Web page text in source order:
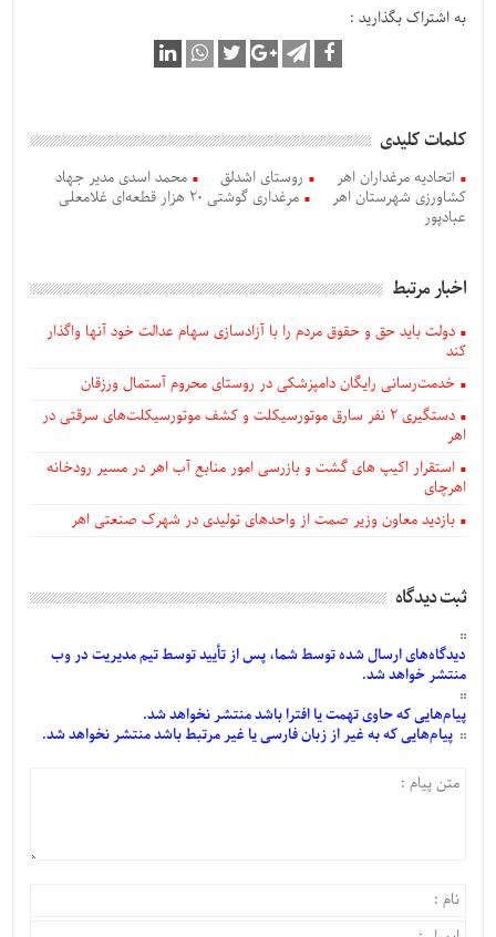
به اشتراک بگذارید :
کلمات کلیدی
اتحادیه مرغداران اهر روستای اشدلق
محمد اسدی مدیر جهاد
کشاورزی شهرستان اهر
مرغداری گوشتی 20 هزار قطعه‌ای غلامعلی
عبادپور
اخبار مرتبط
دولت باید حق و حقوق مردم را با آزادسازی سهام عدالت خود آنها واگذار
کند
خدمت‌رسانی رایگان دامپزشکی در روستای محروم آستمال ورزقان
دستگيری ۲ نفر سارق موتورسیکلت و کشف موتورسیکلت‌های سرقتی در
اهر
استقرار اکیپ های گشت و بازرسی امور منابع آب اهر در مسیر رودخانه
اهرچای
بازدید معاون وزیر صمت از واحدهای تولیدی در شهرک صنعتی اهر
ثبت دیدگاه
دیدگاه‌هایارسالشدهتوسط شما، پس ازتأییدتوسط تیم مدیریت در وب
منتشر خواهد شد.
پیام‌هاییکه حاوی تهمت یا افترا باشد منتشر نخواهد شد.
پیام‌هاییکه به غیر از زبان فارسی یا غیر مرتبط باشد منتشر نخواهد شد.